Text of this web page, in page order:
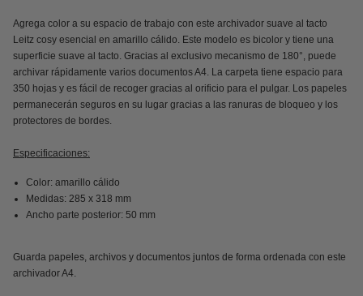
Agrega color a su espacio de trabajo con este archivador suave al tacto
Leitz cosy esencial en amarillo cálido. Este modelo es bicolor y tiene una
superficie suave al tacto. Gracias al exclusivo mecanismo de 180°, puede
archivar rápidamente varios documentos A4. La carpeta tiene espacio para
350 hojas y es fácil de recoger gracias al orificio para el pulgar. Los papeles
permanecerán seguros en su lugar gracias a las ranuras de bloqueo y los
protectores de bordes.
Especificaciones:
Color: amarillo cálido
Medidas: 285 x 318 mm
Ancho parte posterior: 50 mm
Guarda papeles, archivos y documentos juntos de forma ordenada con este
archivador A4.